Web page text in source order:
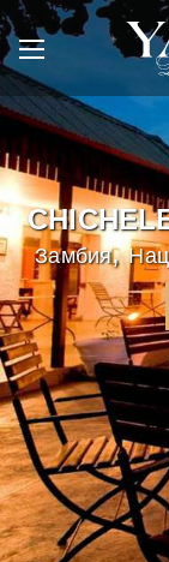
Замбия,